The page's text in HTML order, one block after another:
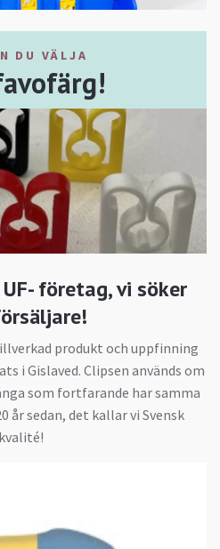
företag, vi söker
produkt och uppfinning
i Gislaved. Clipsen används om
som fortfarande har samma
år sedan, det kallar vi Svensk
kvalité!
DU VÄLJA